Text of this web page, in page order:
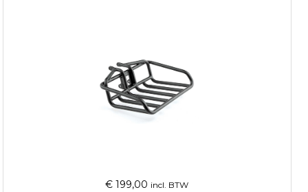
€ 199,00 incl. BTW